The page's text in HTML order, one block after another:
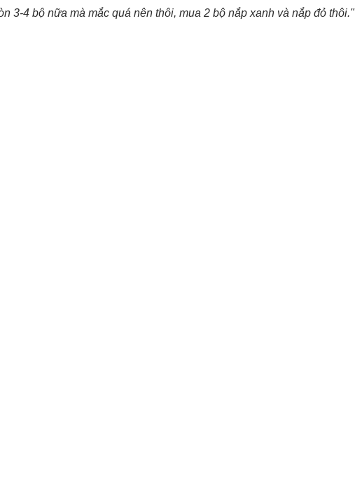
3-4 bộ nữa mà mắc quá nên thôi, mua 2 bộ nắp xanh và nắp đỏ thôi."